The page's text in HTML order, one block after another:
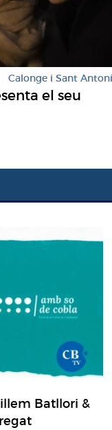
Calonge i Sant Antoni
el seu
Batllori &